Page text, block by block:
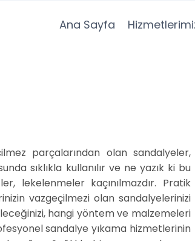
Ana Sayfa
parçalarından olan sandalyeler,
sıklıkla kullanılır ve ne yazık ki bu
lekelenmeler kaçınılmazdır. Pratik
vazgeçilmezi olan sandalyelerinizi
hangi yöntem ve malzemeleri
sandalye yıkama hizmetlerinin